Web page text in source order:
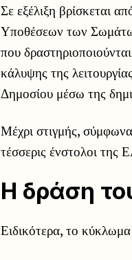
Σε εξέλιξη βρίσκεται
Υποθέσεων των
που
κάλυψης της
Δημοσίου μέσω της
Μέχρι στιγμής,
τέσσερις ένστολοι της
Η δράση
Ειδικότερα, το